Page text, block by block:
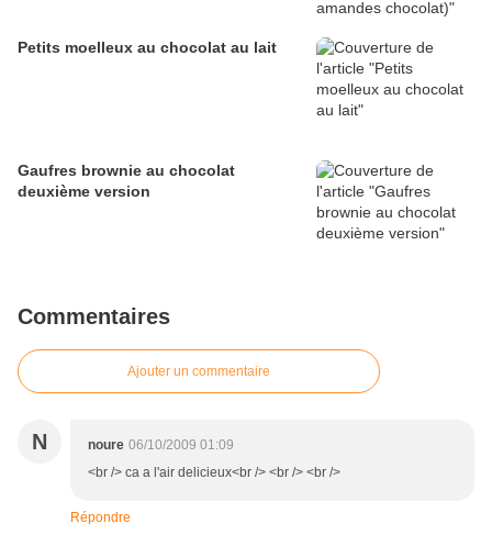
Petits moelleux au chocolat au lait
Gaufres brownie au chocolat
deuxième version
Commentaires
Ajouter un commentaire
N noure 06/10/2009 01:09
<br /> ca a l'air delicieux<br /> <br /> <br />
Répondre